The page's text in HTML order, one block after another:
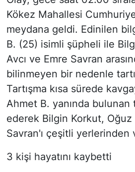
Kökez Mahallesi
meydana geldi. Edinilen
B. (25) isimli şüpheli ile
Avcı ve Emre Savran
bilinmeyen bir nedenle
Tartışma kısa sürede
Ahmet B. yanında
ederek Bilgin Korkut, Oğuz
Savran'ı çeşitli yerlerinden
3 kişi hayatını kaybetti